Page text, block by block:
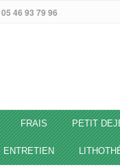
05 46 93 79 96
FRAIS PETIT
ENTRETIEN